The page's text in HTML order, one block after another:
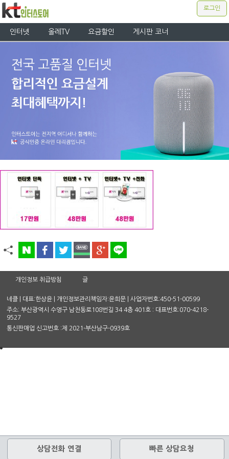
로그인
인터넷 올레TV 요금할인 게시판 코너
개인정보 취급방침 글
네클 | 대표:한상윤 | 개인정보관리책임자:윤희문 | 사업자번호:450-51-00599
주소: 부산광역시 수영구 남천동로108번길 34 4층 401호 : 대표번호:070-4218-
9527
통신판매업 신고번호 :제 2021-부산남구-0939호
상담전화 연결 빠른 상담요청